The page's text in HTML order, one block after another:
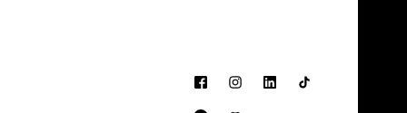
FacebookInstagram
LinkedInTikTok